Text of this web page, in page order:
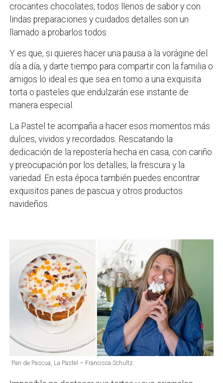
crocantes chocolates, todos llenos de sabor y con
lindas preparaciones y cuidados detalles son un
llamado a probarlos todos.
Y es que, si quieres hacer una pausa a la vorágine del
día a día, y darte tiempo para compartir con la familia o
amigos lo ideal es que sea en torno a una exquisita
torta o pasteles que endulzarán ese instante de
manera especial.
La Pastel te acompaña a hacer esos momentos más
dulces, vividos y recordados. Rescatando la
dedicación de la repostería hecha en casa, con cariño
y preocupación por los detalles, la frescura y la
variedad. En esta época también puedes encontrar
exquisitos panes de pascua y otros productos
navideños.
Pan de Pascua, La Pastel – Francisca Schultz